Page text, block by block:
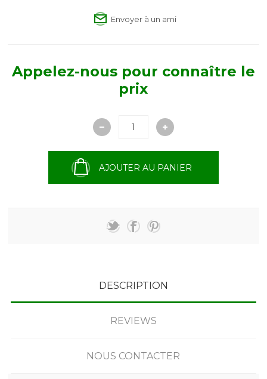
Envoyer à un ami
Appelez-nous pour connaître le
prix
AJOUTER AU PANIER
DESCRIPTION
REVIEWS
NOUS CONTACTER